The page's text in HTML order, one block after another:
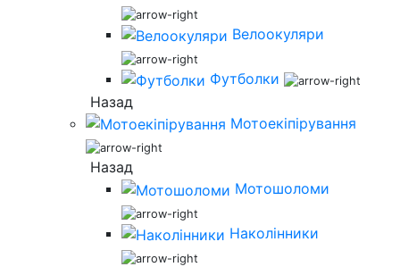
Велоокуляри
Футболки
Назад
Мотоекіпірування
Назад
Мотошоломи
Наколінники